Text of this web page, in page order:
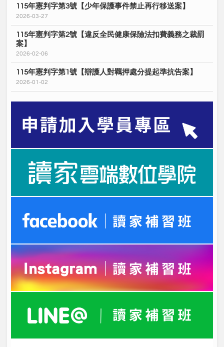
115年憲判字第3號【少年保護事件禁止再行移送案】
2026-03-27
115年憲判字第2號【違反全民健康保險法扣費義務之裁罰
案】
2026-02-06
115年憲判字第1號【辯護人對羈押處分提起準抗告案】
2026-01-02